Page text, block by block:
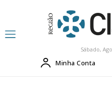
Sábado,
Minha Conta